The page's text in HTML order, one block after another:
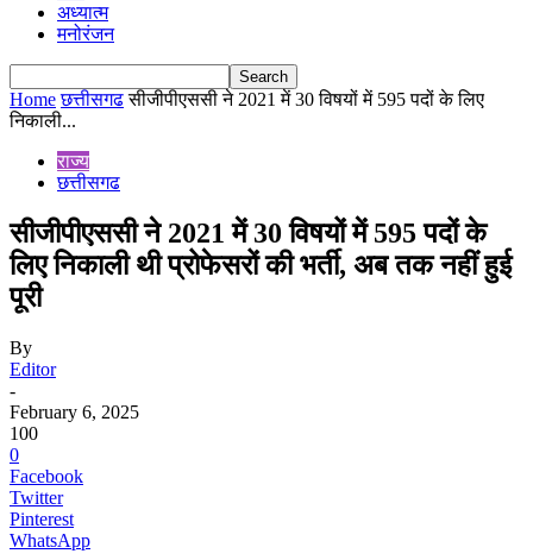
अध्यात्म
मनोरंजन
Home छत्तीसगढ सीजीपीएससी ने 2021 में 30 विषयों में 595 पदों के लिए
निकाली...
राज्य
छत्तीसगढ
सीजीपीएससी ने 2021 में 30 विषयों में 595 पदों के
लिए निकाली थी प्रोफेसरों की भर्ती, अब तक नहीं हुई
पूरी
By
Editor
-
February 6, 2025
100
0
Facebook
Twitter
Pinterest
WhatsApp